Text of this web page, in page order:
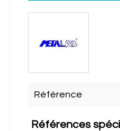
Référence
Références